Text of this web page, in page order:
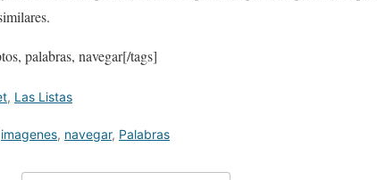
palabras, navegar[/tags]
, Las Listas
imagenes, navegar, Palabras